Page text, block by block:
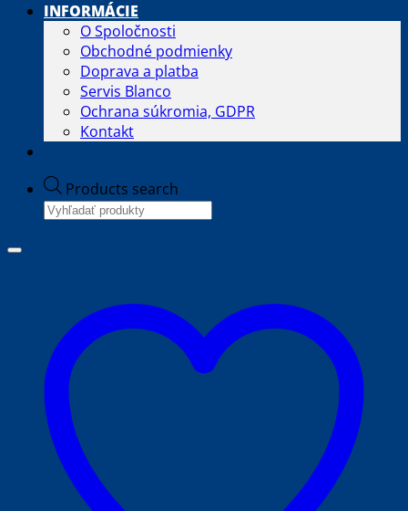
INFORMÁCIE
O Spoločnosti
Obchodné podmienky
Doprava a platba
Servis Blanco
Ochrana súkromia, GDPR
Kontakt
Products search